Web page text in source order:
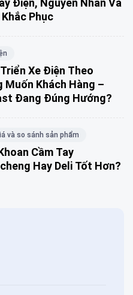
Phục
Xe Điện Theo
Muốn Khách Hàng –
Đang Đúng Hướng?
và so sánh sản phẩm
Cầm Tay
Hay Deli Tốt Hơn?